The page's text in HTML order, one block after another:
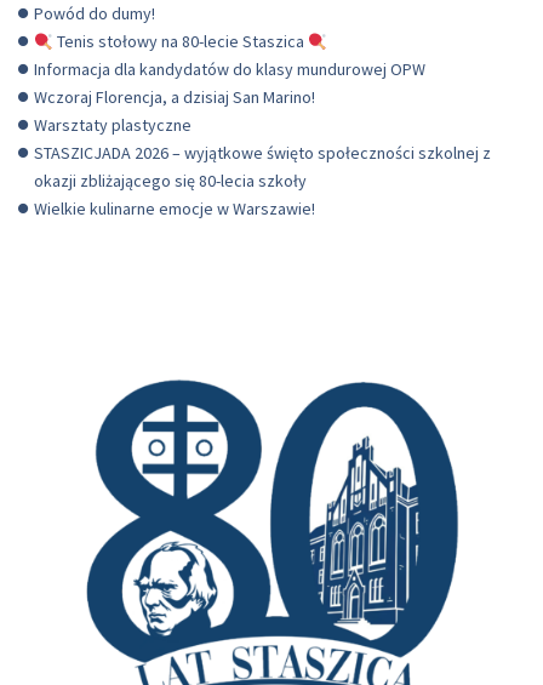
Powód do dumy!
Tenis stołowy na 80-lecie Staszica
Informacja dla kandydatów do klasy mundurowej OPW
Wczoraj Florencja, a dzisiaj San Marino!
Warsztaty plastyczne
STASZICJADA 2026 – wyjątkowe święto społeczności szkolnej z
okazji zbliżającego się 80-lecia szkoły
Wielkie kulinarne emocje w Warszawie!